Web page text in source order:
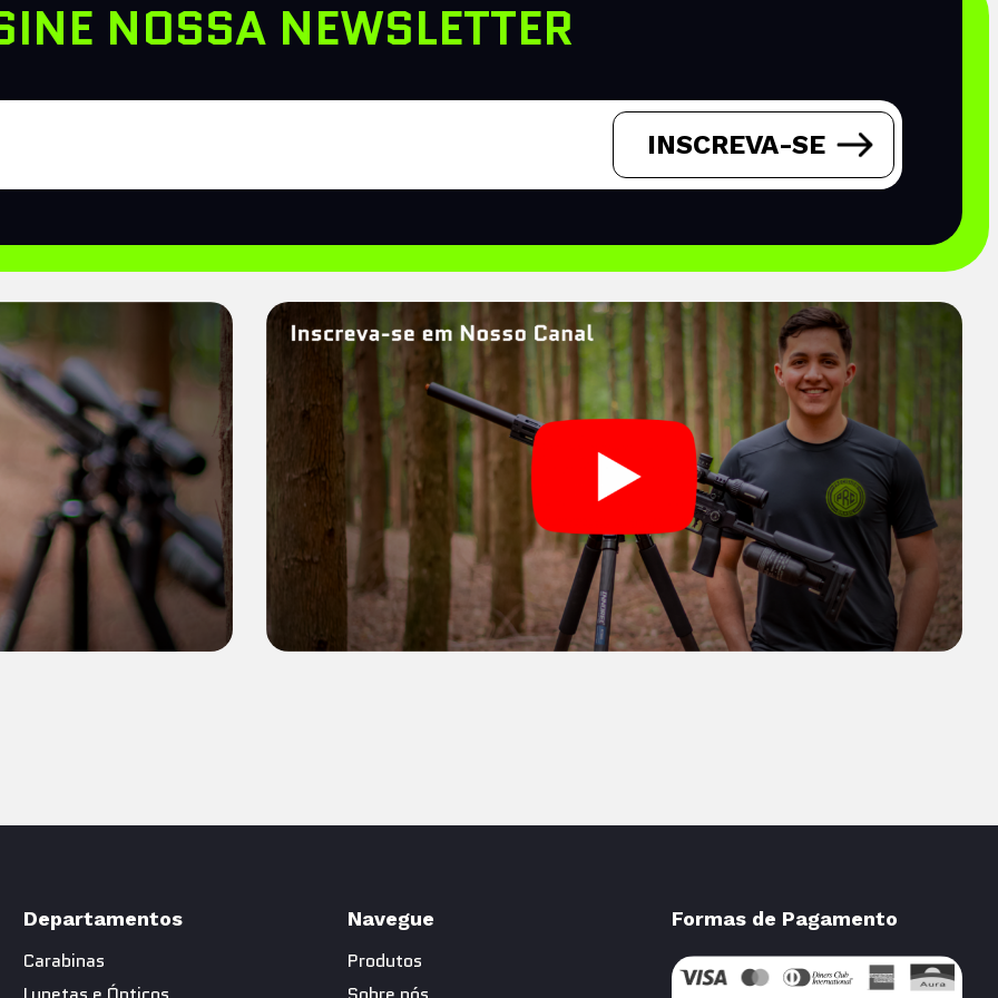
NOSSA NEWSLETTER
INSCREVA-SE
Departamentos
Carabinas
Navegue
Produtos
Formas de Pagamento